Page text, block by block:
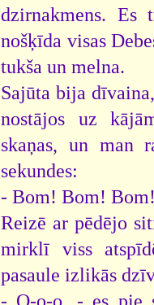
dzirnakmens.
nošķīda visas
tukša un melna.
Sajūta bija
nostājos uz
skaņas, un man
sekundes:
- Bom! Bom!
Reizē ar pēdējo
mirklī viss
pasaule izlikās
- O-o-o, - es pie